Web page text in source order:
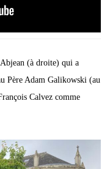
(à droite) qui a
Père Adam Galikowski (au
Calvez comme